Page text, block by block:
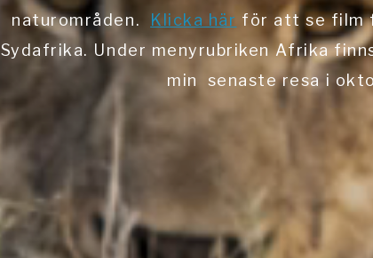
naturområden.
Klicka här för att se film
Sydafrika. Under menyrubriken Afrika
min senaste resa i